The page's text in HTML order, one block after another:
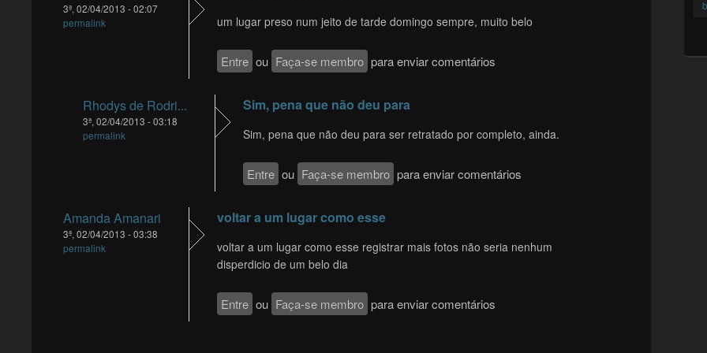
3ª, 02/04/2013 - 02:07
permalink
um lugar preso num jeito de tarde domingo sempre, muito belo
Entre ou Faça-se membro para enviar comentários
Rhodys de Rodri...
3ª, 02/04/2013 - 03:18
permalink
Sim, pena que não deu para
Sim, pena que não deu para ser retratado por completo, ainda.
Entre ou Faça-se membro para enviar comentários
Amanda Amanari
3ª, 02/04/2013 - 03:38
permalink
voltar a um lugar como esse
voltar a um lugar como esse registrar mais fotos não seria nenhum
disperdicio de um belo dia
Entre ou Faça-se membro para enviar comentários